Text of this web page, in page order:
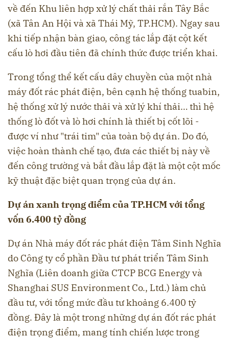
về đến Khu liên hợp xử lý chất thải rắn Tây Bắc
(xã Tân An Hội và xã Thái Mỹ, TP.HCM). Ngay sau
khi tiếp nhận bàn giao, công tác lắp đặt cột kết
cấu lò hơi đầu tiên đã chính thức được triển khai.
Trong tổng thể kết cấu dây chuyền của một nhà
máy đốt rác phát điện, bên cạnh hệ thống tuabin,
hệ thống xử lý nước thải và xử lý khí thải… thì hệ
thống lò đốt và lò hơi chính là thiết bị cốt lõi -
được ví như "trái tim" của toàn bộ dự án. Do đó,
việc hoàn thành chế tạo, đưa các thiết bị này về
đến công trường và bắt đầu lắp đặt là một cột mốc
kỹ thuật đặc biệt quan trọng của dự án.
Dự án xanh trọng điểm của TP.HCM với tổng
vốn 6.400 tỷ đồng
Dự án Nhà máy đốt rác phát điện Tâm Sinh Nghĩa
do Công ty cổ phần Đầu tư phát triển Tâm Sinh
Nghĩa (Liên doanh giữa CTCP BCG Energy và
Shanghai SUS Environment Co., Ltd.) làm chủ
đầu tư, với tổng mức đầu tư khoảng 6.400 tỷ
đồng. Đây là một trong những dự án đốt rác phát
điện trọng điểm, mang tính chiến lược trong